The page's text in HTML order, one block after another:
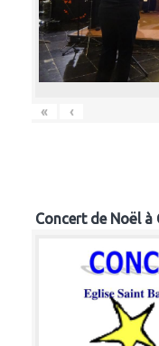
« ‹
Concert de Noël à